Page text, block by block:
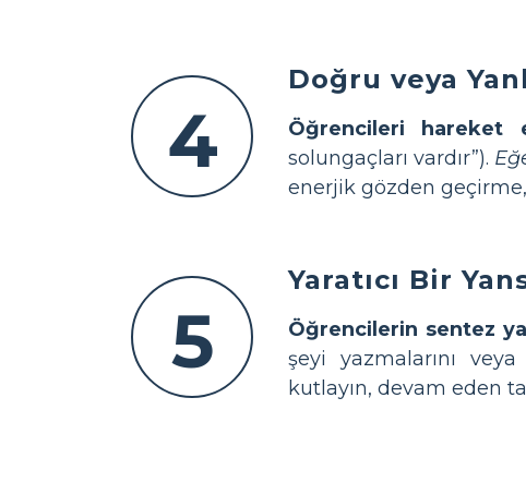
4
Doğru veya
Öğrencileri hareket
solungaçları vardır”).
enerjik gözden
5
Yaratıcı Bir
Öğrencilerin sentez
şeyi yazmalarını
kutlayın, devam eden